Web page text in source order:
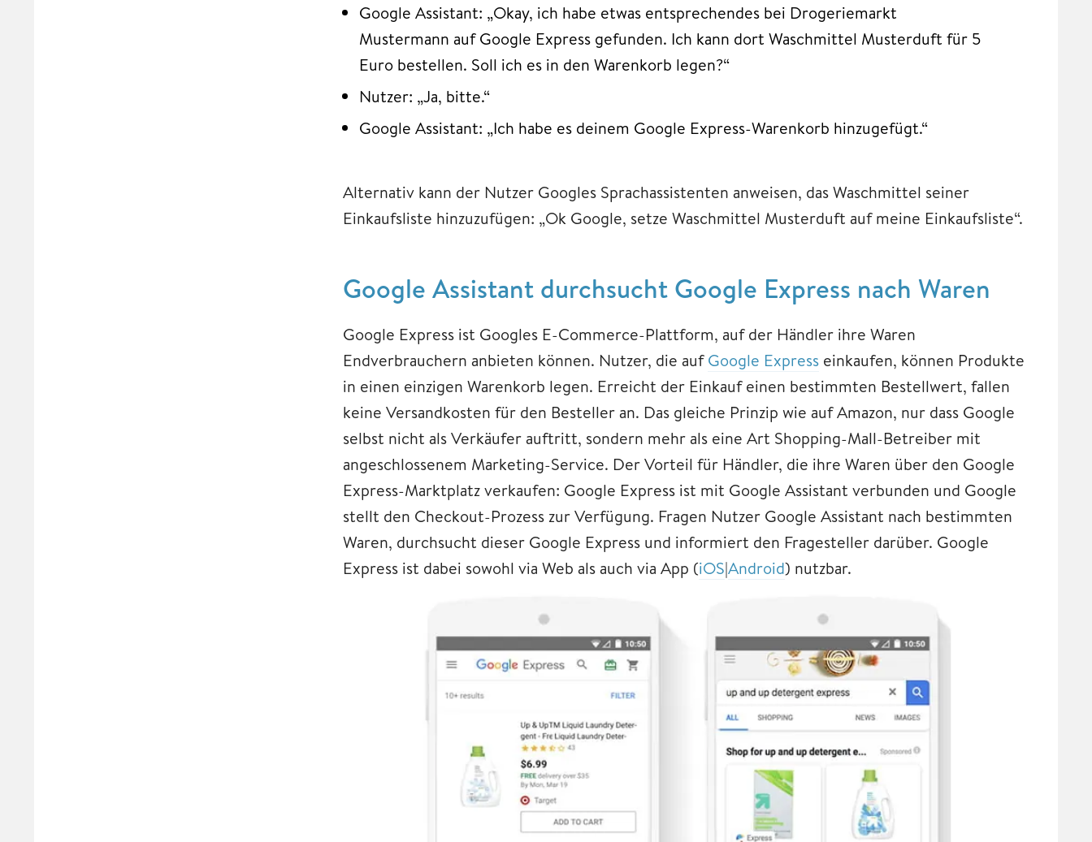
Google Assistant: „Okay, ich habe etwas entsprechendes bei Drogeriemarkt
Mustermann auf Google Express gefunden. Ich kann dort Waschmittel Musterduft für 5
Euro bestellen. Soll ich es in den Warenkorb legen?“
Nutzer: „Ja, bitte.“
Google Assistant: „Ich habe es deinem Google Express-Warenkorb hinzugefügt.“
Alternativ kann der Nutzer Googles Sprachassistenten anweisen, das Waschmittel seiner
Einkaufsliste hinzuzufügen: „Ok Google, setze Waschmittel Musterduft auf meine Einkaufsliste“.
Google Assistant durchsucht Google Express nach Waren
Google Express ist Googles E-Commerce-Plattform, auf der Händler ihre Waren
Endverbrauchern anbieten können. Nutzer, die aufGoogle Express einkaufen, können Produkte
in einen einzigen Warenkorb legen. Erreicht der Einkauf einen bestimmten Bestellwert, fallen
keine Versandkosten für den Besteller an. Das gleiche Prinzip wie auf Amazon, nur dass Google
selbst nicht als Verkäufer auftritt, sondern mehr als eine Art Shopping-Mall-Betreiber mit
angeschlossenem Marketing-Service. Der Vorteil für Händler, die ihre Waren über den Google
Express-Marktplatz verkaufen: Google Express ist mit Google Assistant verbunden und Google
stellt den Checkout-Prozess zur Verfügung. Fragen Nutzer Google Assistant nach bestimmten
Waren, durchsucht dieser Google Express und informiert den Fragesteller darüber. Google
Express ist dabei sowohl via Web als auch via App (iOS|Android) nutzbar.